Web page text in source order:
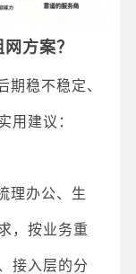
方案？
期稳不稳定、
用建议：
理办公、生
，按业务重
接入层的分